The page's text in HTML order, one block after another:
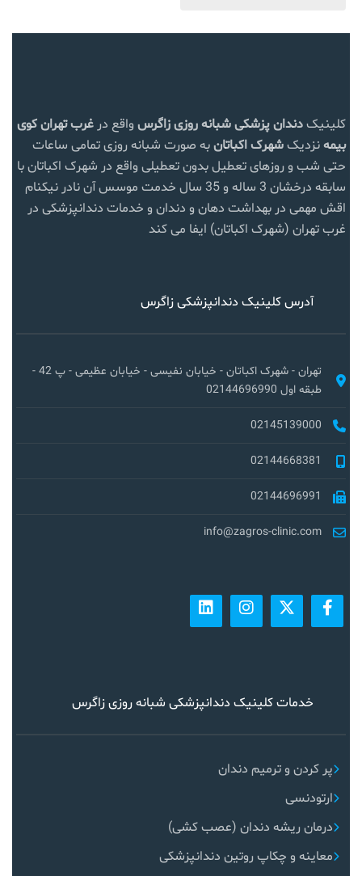
کلینیکدندان پزشکی شبانه روزی زاگرس واقع در غرب تهرانکوی
بیمهنزدیکشهرک اکباتانبه صورت شبانه روزی تمامی ساعات
حتی شب و روزهای تعطیل بدون تعطیلی واقع در شهرک اکباتان با
سابقه درخشان 3 ساله و 35 سال خدمت موسس آن نادر نیکنام
اقش مهمی در بهداشت دهان و دندان و خدمات دندانپزشکی در
غرب تهران (شهرک اکباتان) ایفا می کند
آدرس کلینیک دندانپزشکی زاگرس
تهران - شهرک اکباتان - خیابان نفیسی - خیابان عظیمی - پ 42 -
طبقه اول 02144696990
02145139000
02144668381
02144696991
info@zagros-clinic.com
خدمات کلینیک دندانپزشکی شبانه روزی زاگرس
پر کردن و ترمیم دندان
ارتودنسی
درمان ریشه دندان (عصب کشی)
معاینه و چکاپ روتین دندانپزشکی